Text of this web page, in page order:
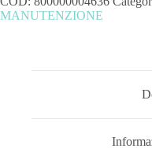
MANUTENZIONE